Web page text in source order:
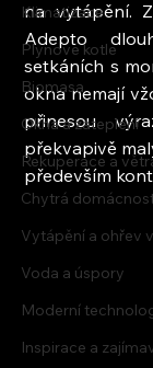
Klimatizace
Plynové kotle
Biomasa
Okna a zateplení
Rekuperace a
Chytrá
Vytápění a ohřev
Voda a úspory
Moderní
Inspirace a
na vytápění.
Adepto
setkáních s
okna nemají
přinesou
překvapivě
především